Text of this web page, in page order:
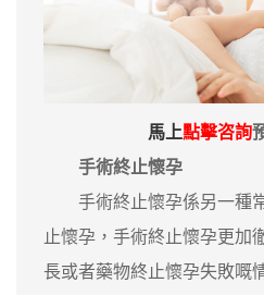
馬上點擊咨詢
手術終止懷孕
手術終止懷孕係另一種常
止懷孕，手術終止懷孕更加
長或者藥物終止懷孕失敗嘅